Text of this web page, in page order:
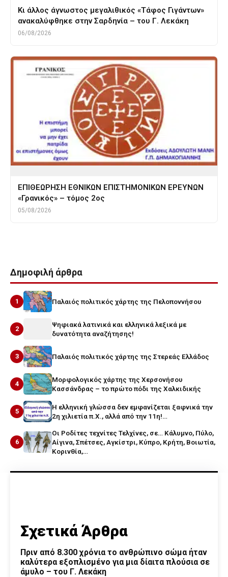
Κι άλλος άγνωστος μεγαλιθικός «Τάφος Γιγάντων»
ανακαλύφθηκε στην Σαρδηνία – του Γ. Λεκάκη
06/08/2026
ΕΠΙΘΕΩΡΗΣΗ ΕΘΝΙΚΩΝ ΕΠΙΣΤΗΜΟΝΙΚΩΝ ΕΡΕΥΝΩΝ
«Γρανικός» – τόμος 2ος
05/08/2026
Δημοφιλή άρθρα
1 Παλαιός πολιτικός χάρτης της Πελοποννήσου
2
Ψηφιακά λατινικά και ελληνικά λεξικά με
δυνατότητα αναζήτησης!
3 Παλαιός πολιτικός χάρτης της Στερεάς Ελλάδος
4
Μορφολογικός χάρτης της Χερσονήσου
Κασσάνδρας – το πρώτο πόδι της Χαλκιδικής
5
Η ελληνική γλώσσα δεν εμφανίζεται ξαφνικά την
2η χιλιετία π.Χ., αλλά από την 11η!…
6
Οι Ροδίτες τεχνίτες Τελχίνες, σε… Κάλυμνο, Πύλο,
Αίγινα, Σπέτσες, Αγκίστρι, Κύπρο, Κρήτη, Βοιωτία,
Κορινθία,…
Σχετικά Άρθρα
Πριν από 8.300 χρόνια το ανθρώπινο σώμα ήταν
καλύτερα εξοπλισμένο για μια δίαιτα πλούσια σε
άμυλο – του Γ. Λεκάκη